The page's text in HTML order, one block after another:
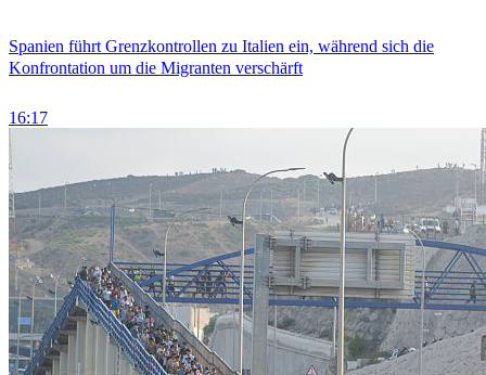
Spanien führt Grenzkontrollen zu Italien ein, während sich die
Konfrontation um die Migranten verschärft
16:17